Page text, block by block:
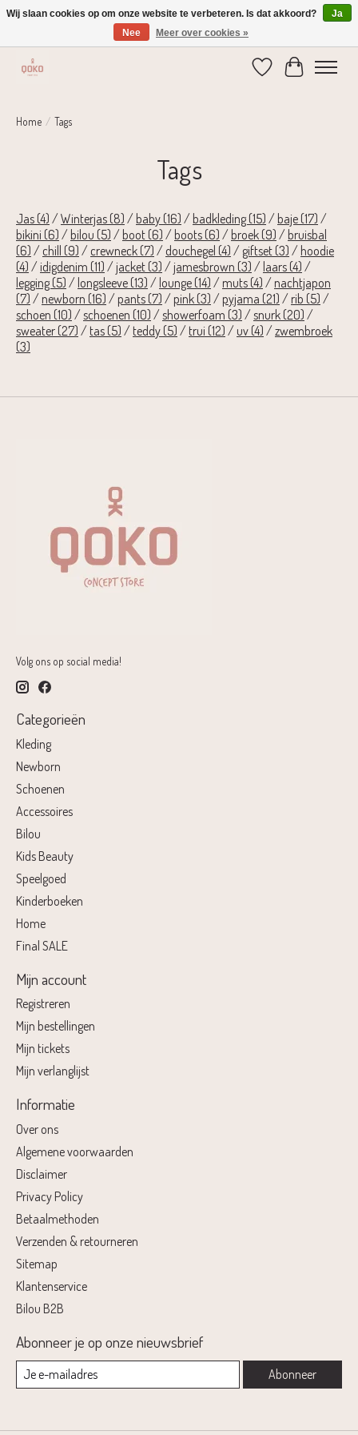
Verzending 1-2 dagen | Gratis verzending vanaf € 75,-
Verlanglijst
Home / Tags
Tags
Jas (4) /Winterjas (8) / baby (16) / badkleding (15) / baje (17) /
bikini (6) / bilou (5) / boot (6) / boots (6) / broek (9) / bruisbal
(6) / chill (9) / crewneck (7) / douchegel (4) / giftset (3) / hoodie
(4) / idigdenim (11) / jacket (3) / jamesbrown (3) / laars (4) /
legging (5) / longsleeve (13) / lounge (14) / muts (4) / nachtjapon
(7) / newborn (16) / pants (7) / pink (3) / pyjama (21) / rib (5) /
schoen (10) /schoenen (10) /showerfoam (3) /snurk (20) /
sweater (27) / tas (5) / teddy (5) / trui (12) / uv (4) /zwembroek
(3)
Volg ons op social media!
Categorieën
Kleding
Newborn
Schoenen
Accessoires
Bilou
Kids Beauty
Speelgoed
Kinderboeken
Home
Final SALE
Mijn account
Registreren
Mijn bestellingen
Mijn tickets
Mijn verlanglijst
Informatie
Over ons
Algemene voorwaarden
Disclaimer
Privacy Policy
Betaalmethoden
Verzenden & retourneren
Sitemap
Klantenservice
Bilou B2B
Abonneer je op onze nieuwsbrief
Abonneer
Wij slaan cookies op om onze website te verbeteren. Is dat akkoord?
Ja
Nee
Meer over cookies »